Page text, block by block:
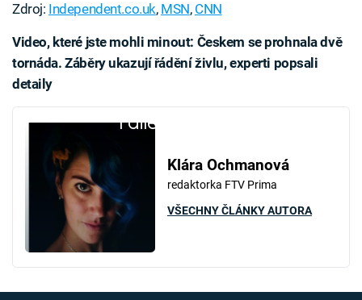
Zdroj: Independent.co.uk, MSN, CNN
Video, které jste mohli minout: Českem se prohnala dvě
tornáda. Záběry ukazují řádění živlu, experti popsali
detaily
Failed to fetch
Klára Ochmanová
redaktorka FTV Prima
VŠECHNY ČLÁNKY AUTORA